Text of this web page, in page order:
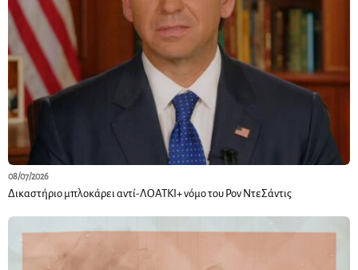
08/07/2026
Δικαστήριο μπλοκάρει αντί-ΛΟΑΤΚΙ+ νόμο του Ρον ΝτεΣάντις